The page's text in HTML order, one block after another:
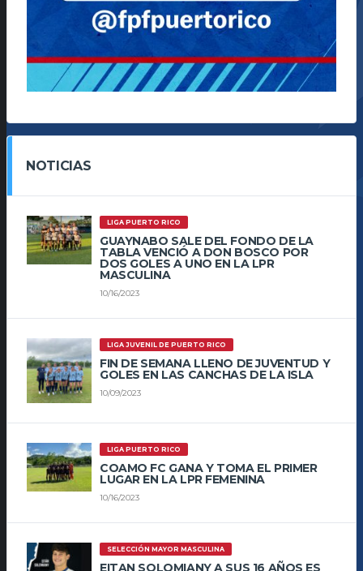
NOTICIAS
LIGA PUERTO RICO
GUAYNABO SALE DEL FONDO DE LA
TABLA VENCIÓ A DON BOSCO POR
DOS GOLES A UNO EN LA LPR
MASCULINA
10/16/2023
LIGA JUVENIL DE PUERTO RICO
FIN DE SEMANA LLENO DE JUVENTUD Y
GOLES EN LAS CANCHAS DE LA ISLA
10/09/2023
LIGA PUERTO RICO
COAMO FC GANA Y TOMA EL PRIMER
LUGAR EN LA LPR FEMENINA
10/16/2023
SELECCIÓN MAYOR MASCULINA
EITAN SOLOMIANY A SUS 16 AÑOS ES